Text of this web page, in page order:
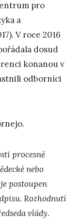
pro
a
V roce 2016
dosud
konanou v
odborníci
procesně
nebo
postoupen
Rozhodnutí
vlády.